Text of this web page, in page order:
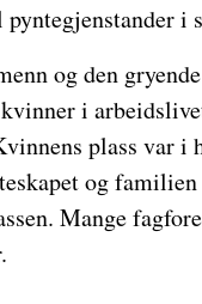
i
og den
i
plass var i
og
Mange